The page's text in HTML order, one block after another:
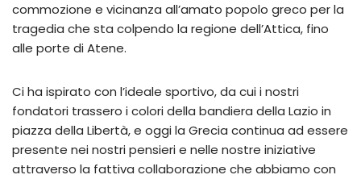
commozione e vicinanza all’amato popolo greco per la
tragedia che sta colpendo la regione dell’Attica, fino
alle porte di Atene.
Ci ha ispirato con l’ideale sportivo, da cui i nostri
fondatori trassero i colori della bandiera della Lazio in
piazza della Libertà, e oggi la Grecia continua ad essere
presente nei nostri pensieri e nelle nostre iniziative
attraverso la fattiva collaborazione che abbiamo con